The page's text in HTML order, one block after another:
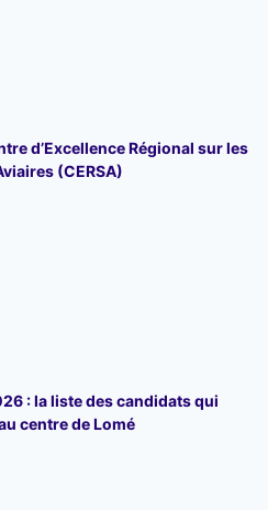
d’Excellence Régional sur les
(CERSA)
: la liste des candidats qui
centre de Lomé